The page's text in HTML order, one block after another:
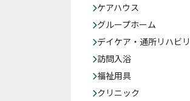
ケアハウス
グループホーム
デイケア・通所リハビリ
訪問入浴
福祉用具
クリニック